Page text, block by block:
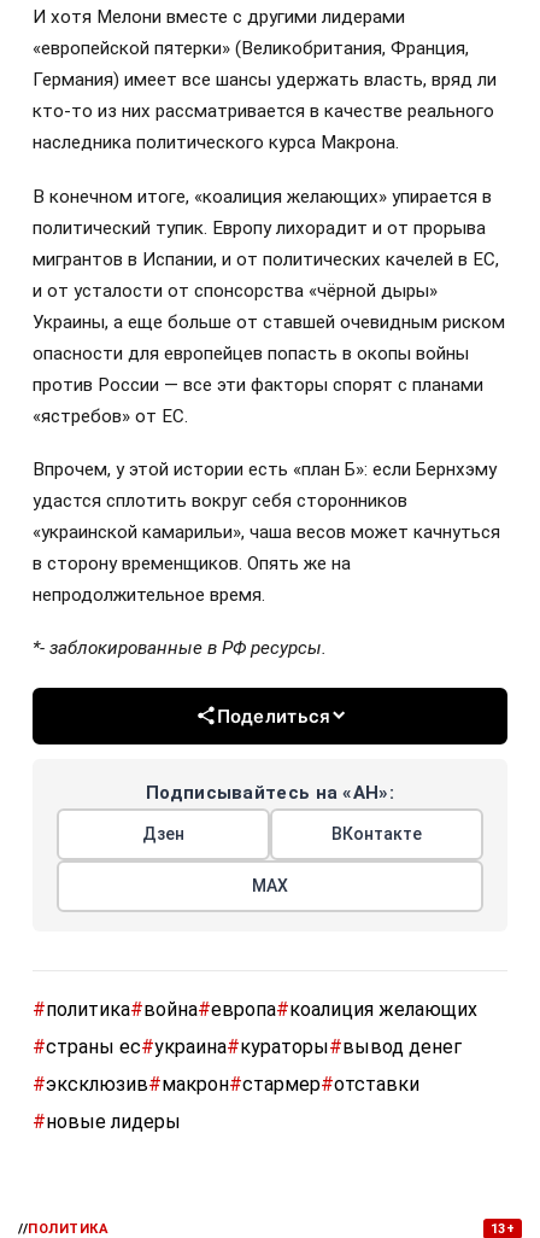
И хотя Мелони вместе с другими лидерами
«европейской пятерки» (Великобритания, Франция,
Германия) имеет все шансы удержать власть, вряд ли
кто-то из них рассматривается в качестве реального
наследника политического курса Макрона.
В конечном итоге, «коалиция желающих» упирается в
политический тупик. Европу лихорадит и от прорыва
мигрантов в Испании, и от политических качелей в ЕС,
и от усталости от спонсорства «чёрной дыры»
Украины, а еще больше от ставшей очевидным риском
опасности для европейцев попасть в окопы войны
против России — все эти факторы спорят с планами
«ястребов» от ЕС.
Впрочем, у этой истории есть «план Б»: если Бернхэму
удастся сплотить вокруг себя сторонников
«украинской камарильи», чаша весов может качнуться
в сторону временщиков. Опять же на
непродолжительное время.
*- заблокированные в РФ ресурсы.
Поделиться
Подписывайтесь на «АН»:
Дзен ВКонтакте
МАХ
#политика#война#европа#коалиция желающих
#страны ес#украина#кураторы#вывод денег
#эксклюзив#макрон#стармер#отставки
#новые лидеры
//ПОЛИТИКА 13+